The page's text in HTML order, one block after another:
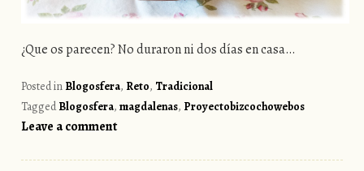
¿Que os parecen? No duraron ni dos días en casa…
Posted in Blogosfera, Reto, Tradicional
TaggedBlogosfera, magdalenas, Proyectobizcochowebos
Leave a comment